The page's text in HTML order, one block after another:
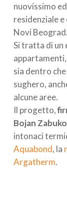
nuovissimo
residenziale
Novi Beograd.
Si tratta di un
sia dentro
sughero,
alcune aree.
Il progetto,
Bojan
intonaci
Aquabond, la
Argatherm.